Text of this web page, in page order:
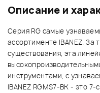
Описание и
Серия RG самые
ассортименте IBANEZ. За
существования, эта
инструментами, с
IBANEZ RGMS7-BK - это